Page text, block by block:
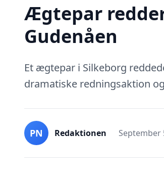
Ægtepar
Gudenåen
Et ægtepar i Silkeborg
dramatiske redningsaktion
PN Redaktionen September